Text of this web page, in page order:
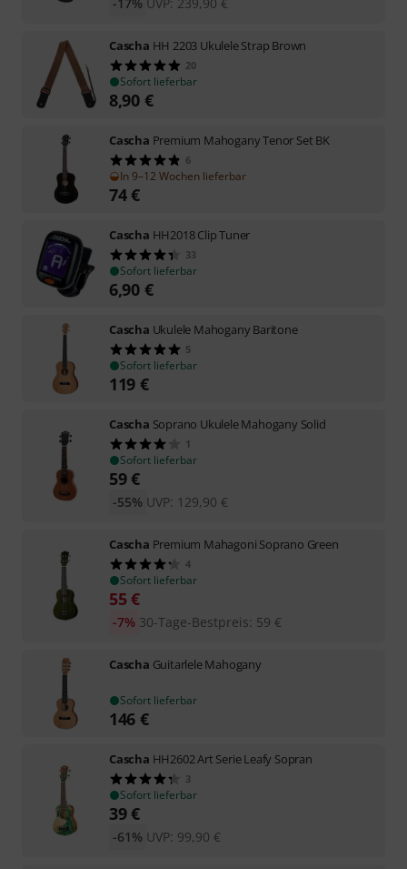
Cascha HH 2203 Ukulele Strap Brown
20
Sofort lieferbar
8,90 €
Cascha Premium Mahogany Tenor Set BK
6
In 9–12 Wochen lieferbar
74€
Cascha HH2018 Clip Tuner
33
Sofort lieferbar
6,90 €
Cascha Ukulele Mahogany Baritone
5
Sofort lieferbar
119 €
Cascha Soprano Ukulele Mahogany Solid
1
Sofort lieferbar
59€
UVP: 129,90 €
-55%
Cascha Premium Mahagoni Soprano Green
4
Sofort lieferbar
55€
30-Tage-Bestpreis: 59 €
-7%
Cascha Guitarlele Mahogany
Sofort lieferbar
146 €
Cascha HH2602 Art Serie Leafy Sopran
3
Sofort lieferbar
39€
UVP: 99,90 €
-61%